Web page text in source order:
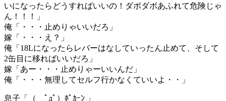
いになったらどうすればいいの！ダボダボあふれて危険じゃ
ん！！！」
俺「・・・止めりゃいいだろ」
嫁「・・・え？」
俺「18Lになったらレバーはなしていったん止めて、そして
2缶目に移ればいいだろ」
嫁「あー・・・止めりゃーいいんだ」
俺「・・・無理してセルフ行かなくていいよ・・」
息子「（ ﾟдﾟ）ﾎﾟｶｰﾝ 」